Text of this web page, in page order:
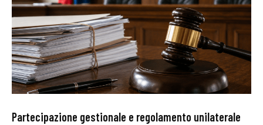
Partecipazione gestionale e regolamento unilaterale